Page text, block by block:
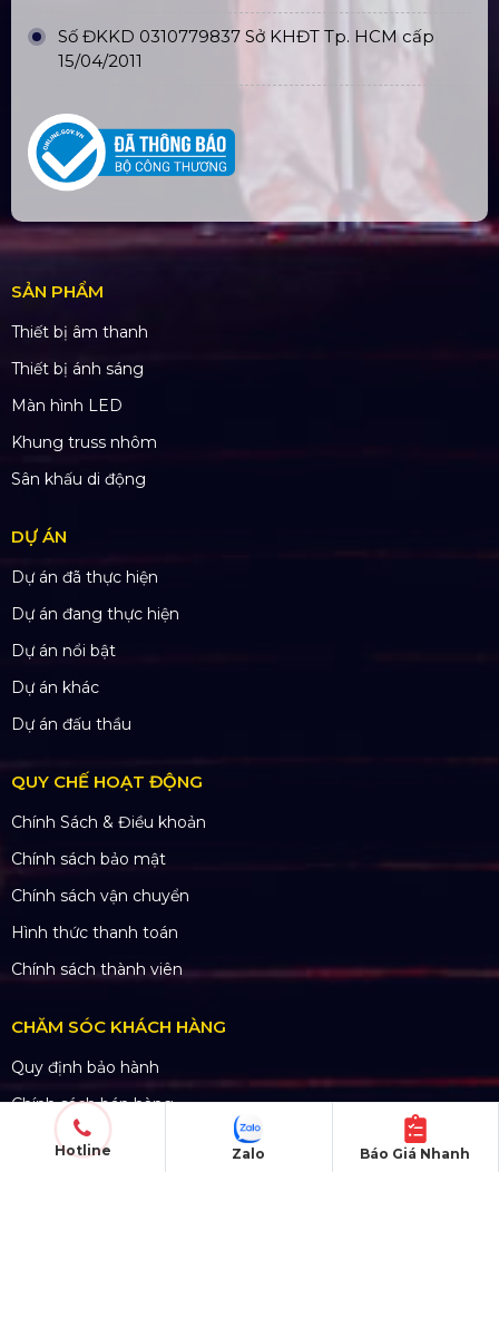
Số ĐKKD 0310779837 Sở KHĐT Tp. HCM cấp
15/04/2011
SẢN PHẨM
Thiết bị âm thanh
Thiết bị ánh sáng
Màn hình LED
Khung truss nhôm
Sân khấu di động
DỰ ÁN
Dự án đã thực hiện
Dự án đang thực hiện
Dự án nổi bật
Dự án khác
Dự án đấu thầu
QUY CHẾ HOẠT ĐỘNG
Chính Sách & Điều khoản
Chính sách bảo mật
Chính sách vận chuyển
Hình thức thanh toán
Chính sách thành viên
CHĂM SÓC KHÁCH HÀNG
Quy định bảo hành
Chính sách bán hàng
Tra cứu đơn hàng
Hướng dẫn đăng ký
Hotline Báo Giá Nhanh
Zalo